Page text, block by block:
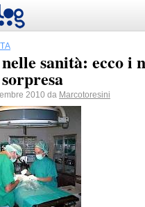
sanità: ecco i
2010 da Marcotoresini